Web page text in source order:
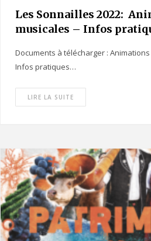
Les Sonnailles 2022:
musicales – Infos
Documents à télécharger :
Infos pratiques…
LIRE LA SUITE